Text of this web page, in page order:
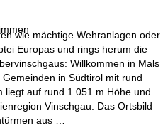
wie mächtige Wehranlagen oder
Europas und rings herum die
Willkommen in Mals
in Südtirol mit rund
liegt auf rund 1.051 m Höhe und
Vinschgau. Das Ortsbild
aus …